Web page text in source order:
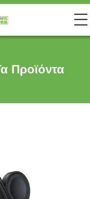
Προϊόντα